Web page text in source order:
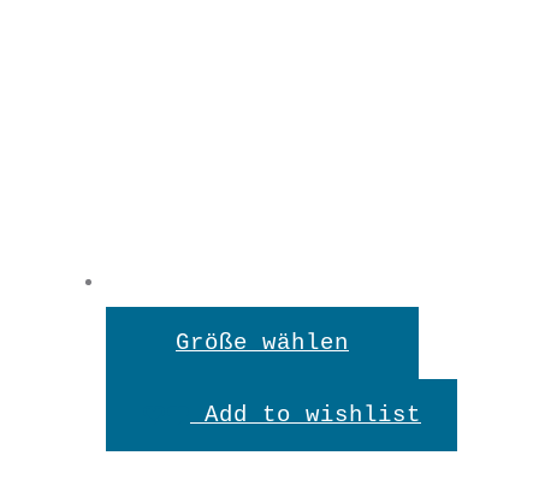
Größe wählen
Produkt
weist
Add to wishlist